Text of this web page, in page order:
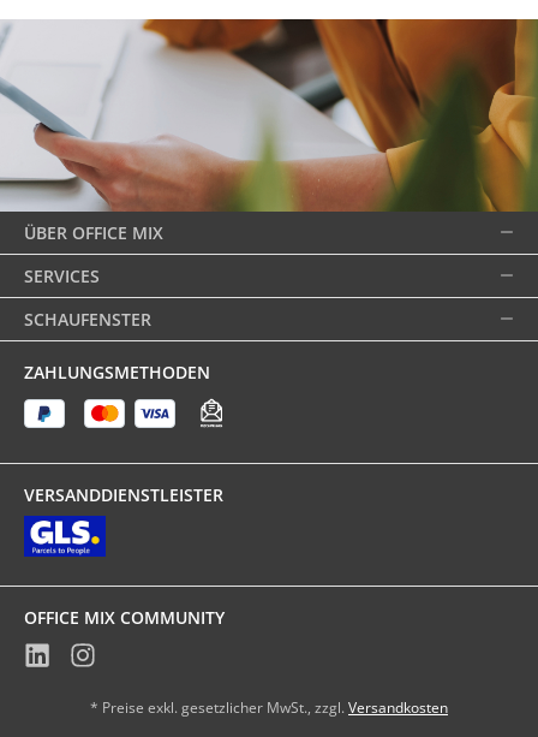
ÜBER OFFICE MIX
SERVICES
SCHAUFENSTER
ZAHLUNGSMETHODEN
VERSANDDIENSTLEISTER
OFFICE MIX COMMUNITY
* Preise exkl. gesetzlicher MwSt., zzgl. Versandkosten